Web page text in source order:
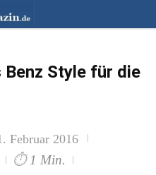
Style für die
Februar 2016
⏱ 1 Min.